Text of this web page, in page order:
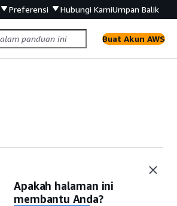
Preferensi Hubungi KamiUmpan Balik
Buat Akun AWS
Apakah halaman ini
membantu Anda?